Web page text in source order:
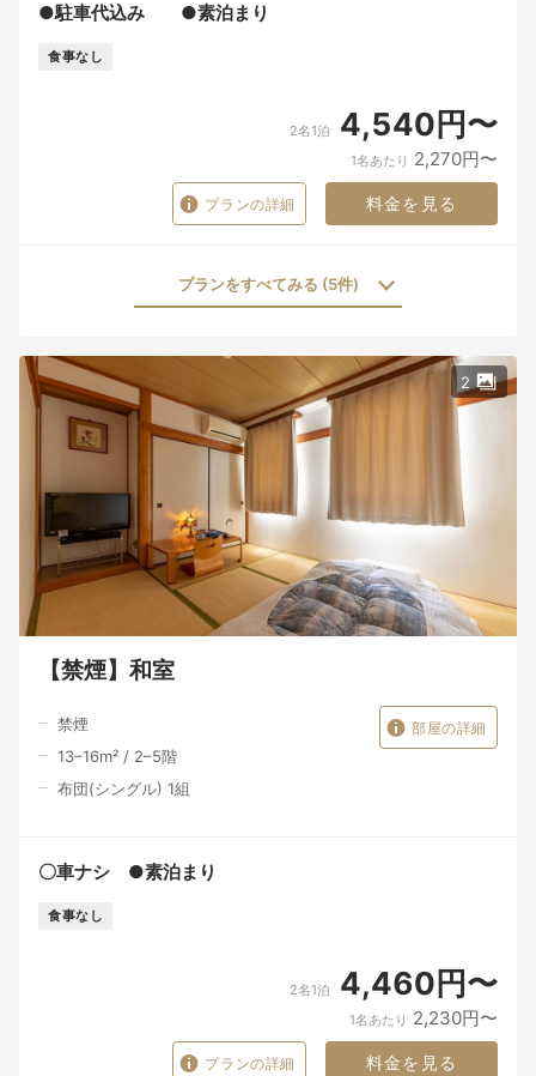
●駐車代込み ●素泊まり
食事なし
2名1泊 4,540円〜
1名あたり 2,270円〜
プランの詳細 料金を見る
プランをすべてみる (5件)
2
【禁煙】和室
禁煙
13–16m² / 2–5階
布団(シングル) 1組
部屋の詳細
〇車ナシ ●素泊まり
食事なし
2名1泊 4,460円〜
1名あたり 2,230円〜
プランの詳細 料金を見る